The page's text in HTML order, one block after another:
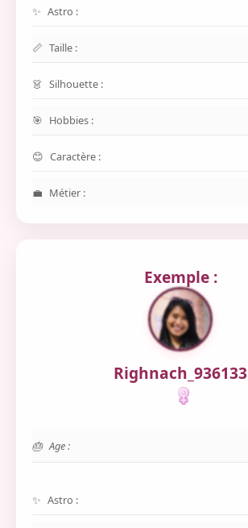
Astro :
Taille :
Silhouette :
Hobbies :
Caractère :
Métier :
Exemple :
Righnach_936133
Age :
Astro :